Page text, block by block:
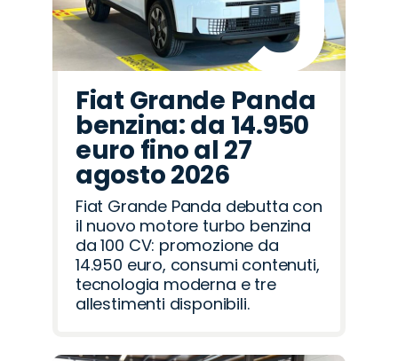
Fiat Grande Panda
benzina: da 14.950
euro fino al 27
agosto 2026
Fiat Grande Panda debutta con
il nuovo motore turbo benzina
da 100 CV: promozione da
14.950 euro, consumi contenuti,
tecnologia moderna e tre
allestimenti disponibili.